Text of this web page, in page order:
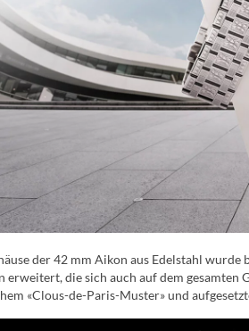
der 42 mm Aikon aus Edelstahl
erweitert, die sich auch auf dem
«Clous-de-Paris-Muster» und